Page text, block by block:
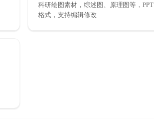
科研绘图素材，综述图、原理图等，PPT
格式，支持编辑修改